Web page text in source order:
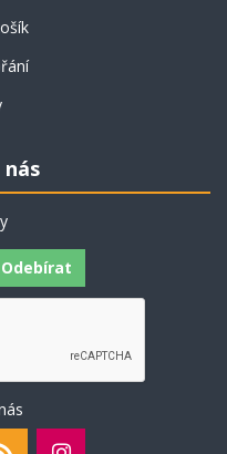
Odebírat